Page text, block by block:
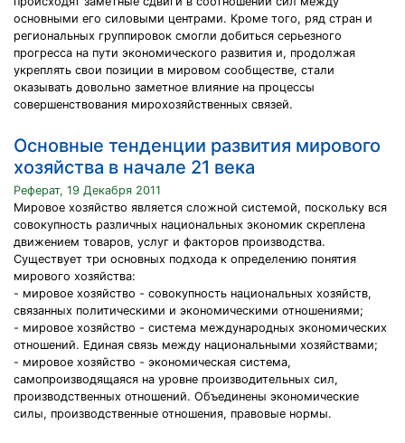
основными его силовыми центрами. Кроме того, ряд стран и
региональных группировок смогли добиться серьезного
прогресса на пути экономического развития и, продолжая
укреплять свои позиции в мировом сообществе, стали
оказывать довольно заметное влияние на процессы
совершенствования мирохозяйственных связей.
Основные тенденции развития мирового
хозяйства в начале 21 века
Реферат, 19 Декабря 2011
Мировое хозяйство является сложной системой, поскольку вся
совокупность различных национальных экономик скреплена
движением товаров, услуг и факторов производства.
Существует три основных подхода к определению понятия
мирового хозяйства:
- мировое хозяйство - совокупность национальных хозяйств,
связанных политическими и экономическими отношениями;
- мировое хозяйство - система международных экономических
отношений. Единая связь между национальными хозяйствами;
- мировое хозяйство - экономическая система,
самопроизводящаяся на уровне производительных сил,
производственных отношений. Объединены экономические
силы, производственные отношения, правовые нормы.